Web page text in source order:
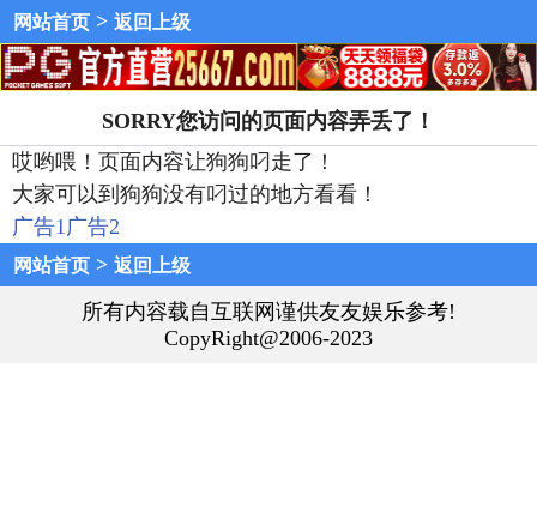
网站首页 > 返回上级
SORRY您访问的页面内容弄丢了！
哎哟喂！页面内容让狗狗叼走了！
大家可以到狗狗没有叼过的地方看看！
广告1广告2
网站首页 > 返回上级
所有内容载自互联网谨供友友娱乐参考!
CopyRight@2006-2023